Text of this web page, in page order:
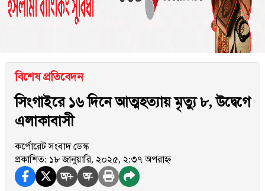
বিশেষ প্রতিবেদন
সিংগাইরে ১৬ দিনে আত্মহত্যায় মৃত্যু ৮, উদ্বেগে
এলাকাবাসী
কর্পোরেট সংবাদ ডেস্ক
প্রকাশিত: ১৮ জানুয়ারি, ২০২৫, ২:৩৭ অপরাহ্ন
অ+ অ-